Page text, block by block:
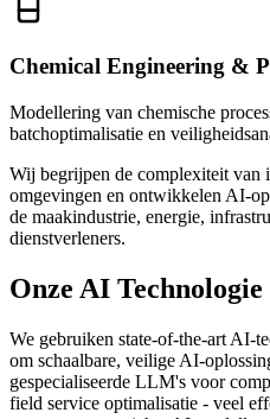
Chemical Engineering &
Modellering van chemische
batchoptimalisatie en
Wij begrijpen de complexiteit van
omgevingen en ontwikkelen AI-
de maakindustrie, energie,
dienstverleners.
Onze AI Technologie
We gebruiken state-of-the-art AI-
om schaalbare, veilige AI-
gespecialiseerde LLM's voor
field service optimalisatie - veel